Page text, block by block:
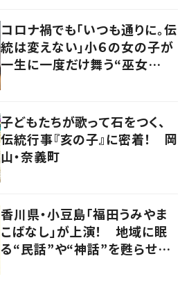
コロナ禍でも「いつも通りに。伝
統は変えない」小６の女の子が
一生に一度だけ舞う“巫女
子どもたちが歌って石をつく、
伝統行事『亥の子』に密着！ 岡
山・奈義町
香川県・小豆島「福田うみやま
こばなし」が上演！ 地域に眠
る“民話”や“神話”を甦らせつ